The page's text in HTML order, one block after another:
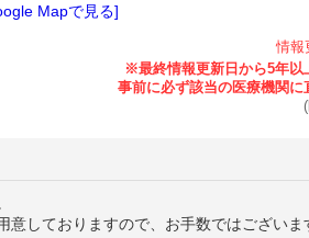
Mapで見る]
情報
しておりますので、お手数ではございま